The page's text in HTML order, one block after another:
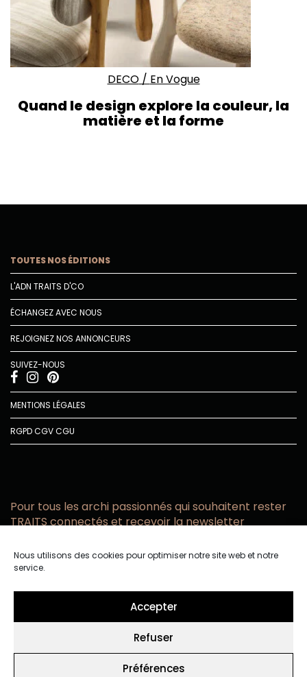
Nous utilisons des cookies pour optimiser notre site web et notre
service.
Accepter
Refuser
Préférences
DECO/ En Vogue
Quand le design explore la couleur, la
matière et la forme
TOUTES NOS ÉDITIONS
L'ADN TRAITS D'CO
ÉCHANGEZ AVEC NOUS
REJOIGNEZ NOS ANNONCEURS
SUIVEZ-NOUS
MENTIONS LÉGALES
RGPDCGVCGU
Pour tous les archi passionnés qui souhaitent rester
TRAITS connectés et recevoir la newsletter
email
confidentialité.